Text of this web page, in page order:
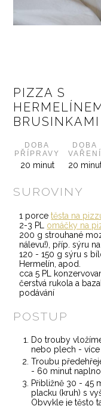
PIZZA S
BRUSINKAMI
DOBA
PŘÍPRAVY
20 minut
DOBA
VAŘENÍ
20
SUROVINY
1 porcetěsta na
2-3 PL omáčky na
200 g strouhané
nálevu!), příp. sýru
120 - 150 g sýru s
Hermelín, apod.
cca 5 PL
čerstvá rukola a
podávání
POSTUP
Do trouby
nebo plech - více
Troubu
- 60 minut naplno
Přibližně 30 - 45
placku (kruh) s
Obvykle je těsto